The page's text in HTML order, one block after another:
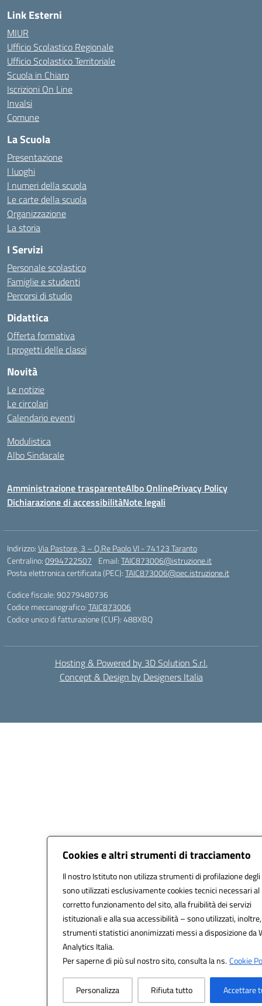
Cookies e altri strumenti di tracciamento
Il nostro Istituto non utilizza strumenti di profilazione
sono utilizzati esclusivamente cookies tecnici necessari al
corretto funzionamento del sito, alla fruibilità dei servizi
istituzionali e alla sua accessibilità – sono utilizzati, inoltre,
strumenti statistici anonimizzati messi a disposizione da
Analytics Italia.
Per saperne di più sul nostro sito, consulta la ns.Cookie
Personalizza Rifiuta tutto Accettare
Link Esterni
MIUR
Ufficio Scolastico Regionale
Ufficio Scolastico Territoriale
Scuola in Chiaro
Iscrizioni On Line
Invalsi
Comune
La Scuola
Presentazione
I luoghi
I numeri della scuola
Le carte della scuola
Organizzazione
La storia
I Servizi
Personale scolastico
Famiglie e studenti
Percorsi di studio
Didattica
Offerta formativa
I progetti delle classi
Novità
Le notizie
Le circolari
Calendario eventi
Modulistica
Albo Sindacale
Amministrazione trasparenteAlbo OnlinePrivacy Policy
Dichiarazione di accessibilitàNote legali
Indirizzo:Via Pastore, 3 – Q.Re Paolo VI - 74123 Taranto
Centralino:0994722507 Email:TAIC873006@istruzione.it
Posta elettronica certificata (PEC):TAIC873006@pec.istruzione.it
Codice fiscale: 90279480736
Codice meccanografico:TAIC873006
Codice unico di fatturazione (CUF): 488XBQ
Hosting & Powered by 3D Solution S.r.l.
Concept & Design by Designers Italia